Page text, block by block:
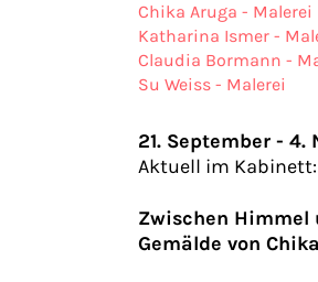
Chika Aruga - Malerei
Katharina Ismer -
Claudia Bormann -
Su Weiss - Malerei
21. September - 4.
Aktuell im
Zwischen Himmel
Gemälde von